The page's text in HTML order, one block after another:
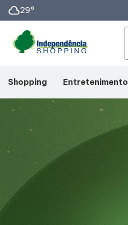
cloud29°
Shopping
Mapa Interno
Como Chegar
Horários
Entretenimento
Eventos